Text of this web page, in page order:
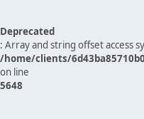
Deprecated
: Array and string offset access
/home/clients/
on line
5648